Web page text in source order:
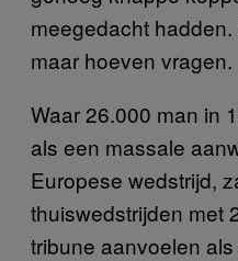
meegedacht
maar hoeven vragen.
Waar 26.000 man in
als een massale
Europese wedstrijd,
thuiswedstrijden met
tribune aanvoelen